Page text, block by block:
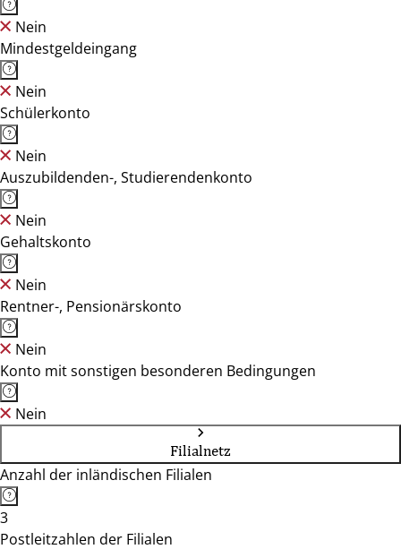
Nein
Mindestgeldeingang
Nein
Schülerkonto
Nein
Auszubildenden-, Studierendenkonto
Nein
Gehaltskonto
Nein
Rentner-, Pensionärskonto
Nein
Konto mit sonstigen besonderen Bedingungen
Nein
Filialnetz
Anzahl der inländischen Filialen
3
Postleitzahlen der Filialen